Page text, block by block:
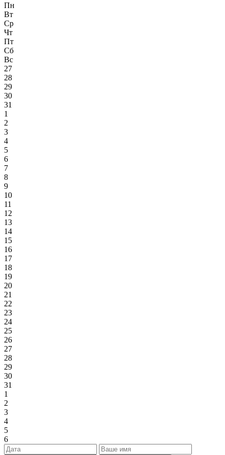
Пн
Вт
Ср
Чт
Пт
Сб
Вс
27
28
29
30
31
1
2
3
4
5
6
7
8
9
10
11
12
13
14
15
16
17
18
19
20
21
22
23
24
25
26
27
28
29
30
31
1
2
3
4
5
6